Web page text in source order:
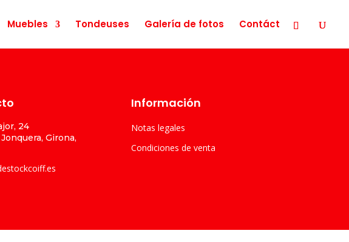
Muebles Tondeuses Galería de fotos Contáct
24
Girona,
Información
Notas legales
Condiciones de venta